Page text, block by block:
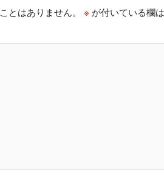
とはありません。 ※ が付いている欄